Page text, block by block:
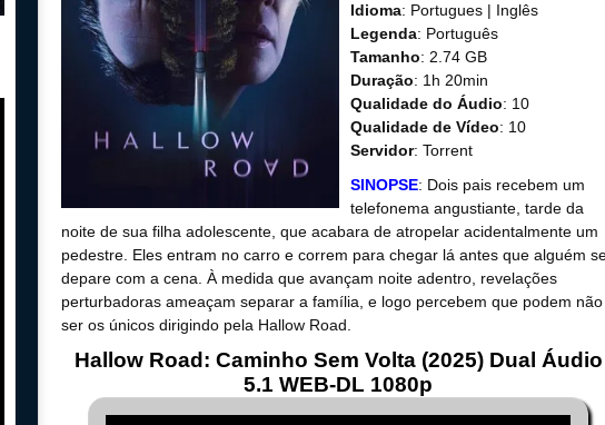
Idioma: Portugues | Inglês
Legenda: Português
Tamanho: 2.74 GB
Duração: 1h 20min
Qualidade do Áudio: 10
Qualidade de Vídeo: 10
Servidor: Torrent
SINOPSE: Dois pais recebem um
telefonema angustiante, tarde da
noite de sua filha adolescente, que acabara de atropelar acidentalmente um
pedestre. Eles entram no carro e correm para chegar lá antes que alguém
depare com a cena. À medida que avançam noite adentro, revelações
perturbadoras ameaçam separar a família, e logo percebem que podem não
ser os únicos dirigindo pela Hallow Road.
Hallow Road: Caminho Sem Volta (2025) Dual Áudio
5.1 WEB-DL 1080p